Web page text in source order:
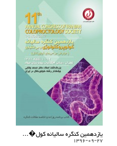
یازدهمین کنگره سالیانه کول�...
1396-09-27